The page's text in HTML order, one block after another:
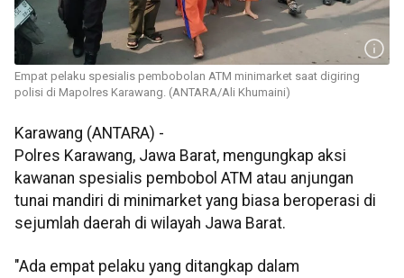
Empat pelaku spesialis pembobolan ATM minimarket saat digiring
polisi di Mapolres Karawang. (ANTARA/Ali Khumaini)
Karawang (ANTARA) -
Polres Karawang, Jawa Barat, mengungkap aksi
kawanan spesialis pembobol ATM atau anjungan
tunai mandiri di minimarket yang biasa beroperasi di
sejumlah daerah di wilayah Jawa Barat.
"Ada empat pelaku yang ditangkap dalam